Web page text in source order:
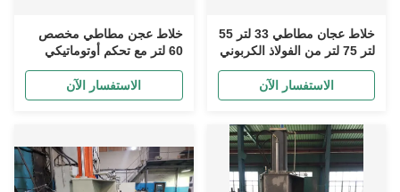
خلاط عجان مطاطي 33 لتر 55
لتر 75 لتر من الفولاذ الكربوني
عالي القوة
الاستفسار الآن
خلاط عجن مطاطي مخصص
60 لتر مع تحكم أوتوماتيكي
بالكامل
الاستفسار الآن